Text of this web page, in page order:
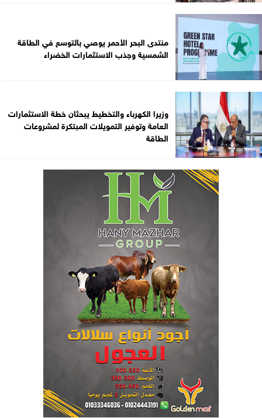
منتدى البحر الأحمر يوصي بالتوسع في الطاقة
الشمسية وجذب الاستثمارات الخضراء
وزيرا الكهرباء والتخطيط يبحثان خطة الاستثمارات
العامة وتوفير التمويلات المبتكرة لمشروعات
الطاقة